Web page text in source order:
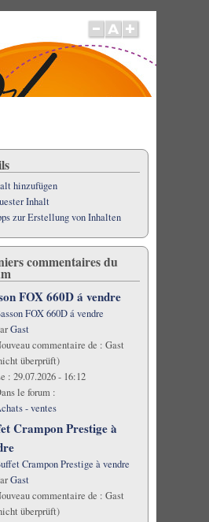
hinzufügen
Inhalt
zur Erstellung von Inhalten
commentaires du
FOX 660D á vendre
FOX 660D á vendre
Gast
commentaire de : Gast
überprüft)
: 29.07.2026 - 16:12
le forum :
- ventes
Crampon Prestige à
Crampon Prestige à vendre
Gast
commentaire de : Gast
überprüft)